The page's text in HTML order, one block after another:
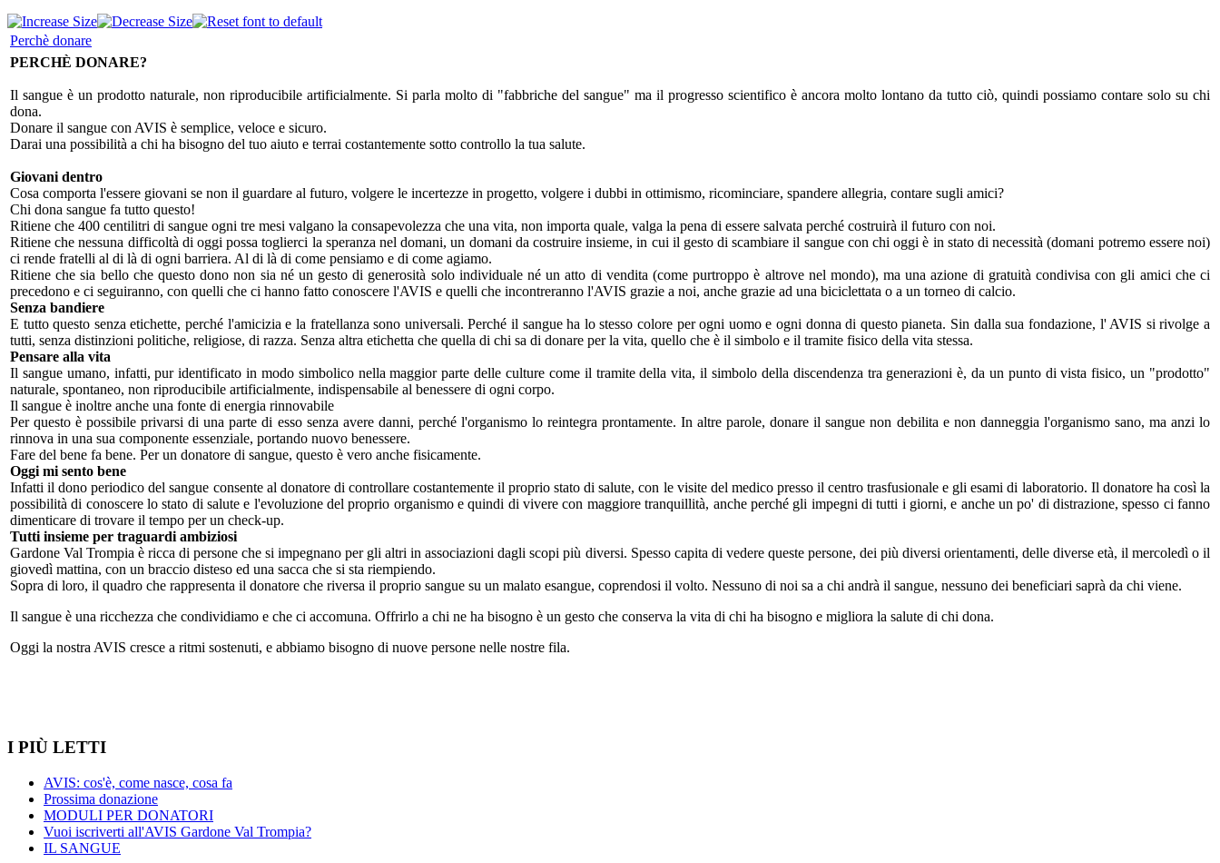
Perchè donare
PERCHÈ DONARE?
Il sangue è un prodotto naturale, non riproducibile artificialmente. Si parla molto di "fabbriche del sangue" ma il progresso scientifico è ancora molto lontano da tutto ciò, quindi possiamo contare solo su chi
dona.
Donare il sangue con AVIS è semplice, veloce e sicuro.
Darai una possibilità a chi ha bisogno del tuo aiuto e terrai costantemente sotto controllo la tua salute.
Giovani dentro
Cosa comporta l'essere giovani se non il guardare al futuro, volgere le incertezze in progetto, volgere i dubbi in ottimismo, ricominciare, spandere allegria, contare sugli amici?
Chi dona sangue fa tutto questo!
Ritiene che 400 centilitri di sangue ogni tre mesi valgano la consapevolezza che una vita, non importa quale, valga la pena di essere salvata perché costruirà il futuro con noi.
Ritiene che nessuna difficoltà di oggi possa toglierci la speranza nel domani, un domani da costruire insieme, in cui il gesto di scambiare il sangue con chi oggi è in stato di necessità (domani potremo essere noi)
ci rende fratelli al di là di ogni barriera. Al di là di come pensiamo e di come agiamo.
Ritiene che sia bello che questo dono non sia né un gesto di generosità solo individuale né un atto di vendita (come purtroppo è altrove nel mondo), ma una azione di gratuità condivisa con gli amici che ci
precedono e ci seguiranno, con quelli che ci hanno fatto conoscere l'AVIS e quelli che incontreranno l'AVIS grazie a noi, anche grazie ad una biciclettata o a un torneo di calcio.
Senza bandiere
E tutto questo senza etichette, perché l'amicizia e la fratellanza sono universali. Perché il sangue ha lo stesso colore per ogni uomo e ogni donna di questo pianeta. Sin dalla sua fondazione, l' AVIS si rivolge a
tutti, senza distinzioni politiche, religiose, di razza. Senza altra etichetta che quella di chi sa di donare per la vita, quello che è il simbolo e il tramite fisico della vita stessa.
Pensare alla vita
Il sangue umano, infatti, pur identificato in modo simbolico nella maggior parte delle culture come il tramite della vita, il simbolo della discendenza tra generazioni è, da un punto di vista fisico, un "prodotto"
naturale, spontaneo, non riproducibile artificialmente, indispensabile al benessere di ogni corpo.
Il sangue è inoltre anche una fonte di energia rinnovabile
Per questo è possibile privarsi di una parte di esso senza avere danni, perché l'organismo lo reintegra prontamente. In altre parole, donare il sangue non debilita e non danneggia l'organismo sano, ma anzi lo
rinnova in una sua componente essenziale, portando nuovo benessere.
Fare del bene fa bene. Per un donatore di sangue, questo è vero anche fisicamente.
Oggi mi sento bene
Infatti il dono periodico del sangue consente al donatore di controllare costantemente il proprio stato di salute, con le visite del medico presso il centro trasfusionale e gli esami di laboratorio. Il donatore ha così la
possibilità di conoscere lo stato di salute e l'evoluzione del proprio organismo e quindi di vivere con maggiore tranquillità, anche perché gli impegni di tutti i giorni, e anche un po' di distrazione, spesso ci fanno
dimenticare di trovare il tempo per un check-up.
Tutti insieme per traguardi ambiziosi
Gardone Val Trompia è ricca di persone che si impegnano per gli altri in associazioni dagli scopi più diversi. Spesso capita di vedere queste persone, dei più diversi orientamenti, delle diverse età, il mercoledì o il
giovedì mattina, con un braccio disteso ed una sacca che si sta riempiendo.
Sopra di loro, il quadro che rappresenta il donatore che riversa il proprio sangue su un malato esangue, coprendosi il volto. Nessuno di noi sa a chi andrà il sangue, nessuno dei beneficiari saprà da chi viene.
Il sangue è una ricchezza che condividiamo e che ci accomuna. Offrirlo a chi ne ha bisogno è un gesto che conserva la vita di chi ha bisogno e migliora la salute di chi dona.
Oggi la nostra AVIS cresce a ritmi sostenuti, e abbiamo bisogno di nuove persone nelle nostre fila.
I PIÙ LETTI
AVIS: cos'è, come nasce, cosa fa
Prossima donazione
MODULI PER DONATORI
Vuoi iscriverti all'AVIS Gardone Val Trompia?
IL SANGUE